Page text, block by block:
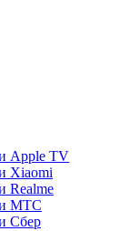
Apple TV
Xiaomi
Realme
МТС
Сбер